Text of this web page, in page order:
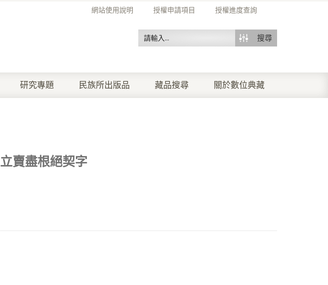
網站使用說明 授權申請項目 授權進度查詢
搜尋
研究專題 民族所出版品 藏品搜尋 關於數位典藏
立賣盡根絕契字